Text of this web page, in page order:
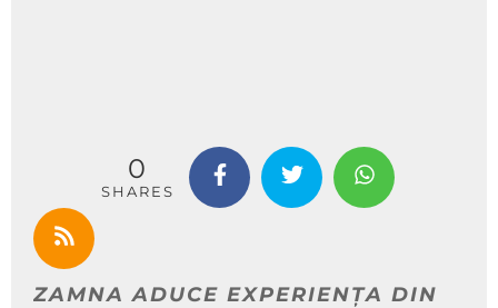
0
SHARES
ZAMNA ADUCE EXPERIENȚA DIN